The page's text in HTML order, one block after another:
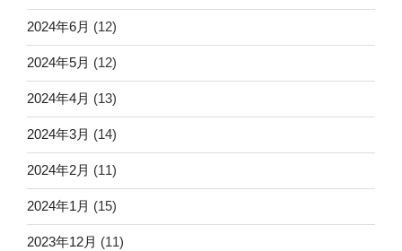
2024年6月 (12)
2024年5月 (12)
2024年4月 (13)
2024年3月 (14)
2024年2月 (11)
2024年1月 (15)
2023年12月 (11)